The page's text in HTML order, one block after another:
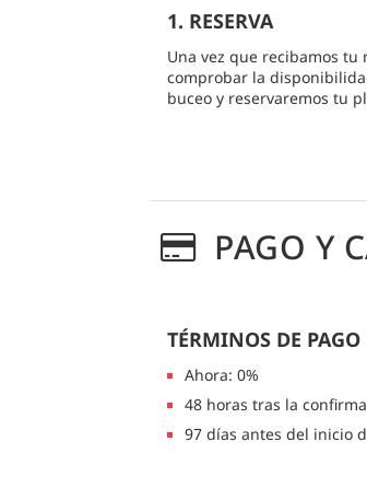
1. RESERVA
Una vez que recibamos tu
comprobar la
buceo y reservaremos tu
PAGO Y
TÉRMINOS DE PAGO
Ahora: 0%
48 horas tras la
97 días antes del inicio